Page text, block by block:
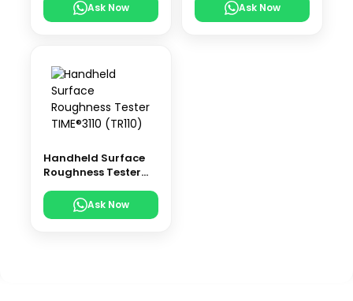
Ask Now Ask Now
Handheld Surface
Roughness Tester
Ask Now